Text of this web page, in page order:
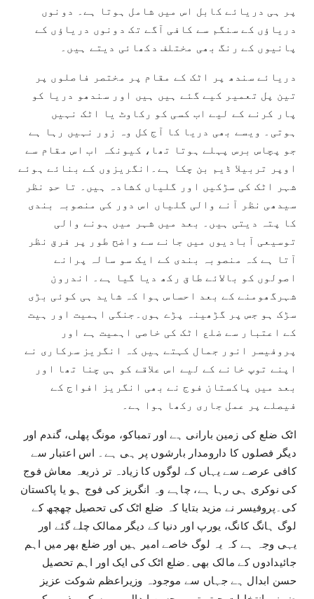
پر ہی دریائے کابل اس میں شامل ہوتا ہے۔ دونوں
دریاؤں کے سنگم سے کافی آگے تک دونوں دریاؤں کے
پانیوں کے رنگ بھی مختلف دکھائی دیتے ہیں۔
دریائے سندھ پر اٹک کے مقام پر مختصر فاصلوں پر
تین پل تعمیر کیے گئے ہیں ہیں اور سندھو دریا کو
پار کرنے کے لیے اب کسی کو رکاوٹ یا اٹک نہیں
ہوتی۔ ویسے بھی دریا کا آج کل وہ زور نہیں رہا ہے
جو پچاس برس پہلے ہوتا تھا، کیونکہ اب اس مقام سے
اوپر تربیلا ڈیم بن چکا ہے۔انگریزوں کے بنائے ہوئے
شہر اٹک کی سڑکیں اور گلیاں کشادہ ہیں۔ تا حدِ نظر
سیدھی نظر آنے والی گلیاں اس دور کی منصوبہ بندی
کا پتہ دیتی ہیں۔ بعد میں شہر میں ہونے والی
توسیعی آبادیوں میں جانے سے واضح طور پر فرق نظر
آتا ہے کہ منصوبہ بندی کے ایک سو سالہ پرانے
اصولوں کو بالائے طاق رکھ دیا گیا ہے۔ اندرون
شہرگھومنے کے بعد احساس ہوا کہ شاید ہی کوئی بڑی
سڑک ہو جس پر گڑھینہ پڑے ہوں۔جنگی اہمیت اور ہیت
کے اعتبار سے ضلع اٹک کی خاصی اہمیت ہے اور
پروفیسر انور جمال کہتے ہیں کہ انگریز سرکاری نے
اپنے توپ خانے کے لیے اس علاقے کو ہی چنا تھا اور
بعد میں پاکستان فوج نے بھی انگریز افواج کے
فیصلے پر عمل جاری رکھا ہوا ہے۔
اٹک ضلع کی زمین بارانی ہے اور تمباکو، مونگ پھلی، گندم اور
دیگر فصلوں کا دارومدار بارشوں پر ہی ہے۔ اس اعتبار سے
کافی عرصے سے یہاں کے لوگوں کا زیادہ تر ذریعہ معاش فوج
کی نوکری ہی رہا ہے، چاہے وہ انگریز کی فوج ہو یا پاکستان
کی۔پروفیسر نے مزید بتایا کہ ضلع اٹک کی تحصیل چھچھ کے
لوگ ہانگ کانگ، یورپ اور دنیا کے دیگر ممالک چلے گئے اور
یہی وجہ ہے کہ یہ لوگ خاصے امیر ہیں اور ضلع بھر میں اہم
جائیدادوں کے مالک بھی۔ضلع اٹک کی ایک اور اہم تحصیل
حسن ابدال ہے جہاں سے موجودہ وزیراعظم شوکت عزیز